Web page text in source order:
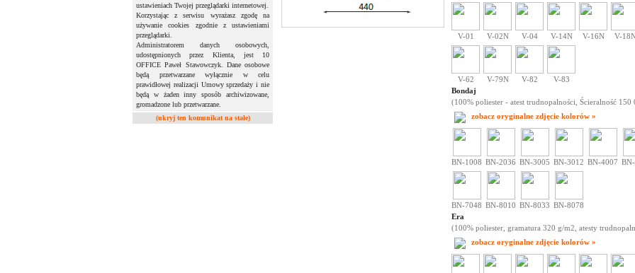
ustawieniach Twojej przeglądarki internetowej.
Korzystając z serwisu wyrażasz zgodę na
używanie cookies zgodnie z ustawieniami
przeglądarki.
Administratorem danych osobowych,
udostępnionych przez Klienta, jest 10
OFFICE Paweł Stawowczyk. Dane osobowe
będą przetwarzane wyłącznie w celu
prawidłowej realizacji Umowy sprzedaży i nie
będą w żaden inny sposób archiwizowane,
gromadzone lub przetwarzane.
(ukryj ten komunikat na stałe)
V-01 V-02N V-04 V-14N V-16N V-
V-62 V-79N V-82
V-83
Bondaj
(100% poliester - atest trudnopalności, Ścieralność
zobacz oryginalne zdjęcie kolorów »
BN-1008 BN-2036 BN-3005 BN-3012 BN-4007
BN-7048 BN-8010 BN-8033 BN-8078
Era
(100% poliester, gramatura 320 g/m2, atesty
zobacz oryginalne zdjęcie kolorów »